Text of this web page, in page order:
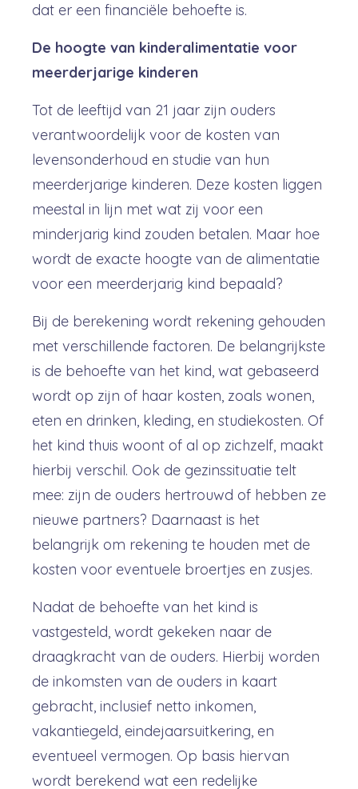
dat er een financiële behoefte is.
De hoogte van kinderalimentatie voor
meerderjarige kinderen
Tot de leeftijd van 21 jaar zijn ouders
verantwoordelijk voor de kosten van
levensonderhoud en studie van hun
meerderjarige kinderen. Deze kosten liggen
meestal in lijn met wat zij voor een
minderjarig kind zouden betalen. Maar hoe
wordt de exacte hoogte van de alimentatie
voor een meerderjarig kind bepaald?
Bij de berekening wordt rekening gehouden
met verschillende factoren. De belangrijkste
is de behoefte van het kind, wat gebaseerd
wordt op zijn of haar kosten, zoals wonen,
eten en drinken, kleding, en studiekosten. Of
het kind thuis woont of al op zichzelf, maakt
hierbij verschil. Ook de gezinssituatie telt
mee: zijn de ouders hertrouwd of hebben ze
nieuwe partners? Daarnaast is het
belangrijk om rekening te houden met de
kosten voor eventuele broertjes en zusjes.
Nadat de behoefte van het kind is
vastgesteld, wordt gekeken naar de
draagkracht van de ouders. Hierbij worden
de inkomsten van de ouders in kaart
gebracht, inclusief netto inkomen,
vakantiegeld, eindejaarsuitkering, en
eventueel vermogen. Op basis hiervan
wordt berekend wat een redelijke